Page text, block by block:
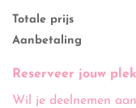
Totale prijs
Aanbetaling
Reserveer jouw plek
Wil je deelnemen